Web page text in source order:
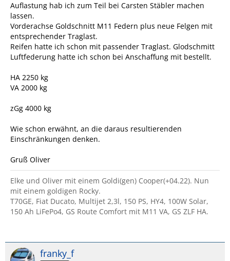
Auflastung hab ich zum Teil bei Carsten Stäbler machen
lassen.
Vorderachse Goldschnitt M11 Federn plus neue Felgen mit
entsprechender Traglast.
Reifen hatte ich schon mit passender Traglast. Glodschmitt
Luftfederung hatte ich schon bei Anschaffung mit bestellt.
HA 2250 kg
VA 2000 kg
zGg 4000 kg
Wie schon erwähnt, an die daraus resultierenden
Einschränkungen denken.
Gruß Oliver
Elke und Oliver mit einem Goldi(gen) Cooper(+04.22). Nun
mit einem goldigen Rocky.
T70GE, Fiat Ducato, Multijet 2,3l, 150 PS, HY4, 100W Solar,
150 Ah LiFePo4, GS Route Comfort mit M11 VA, GS ZLF HA.
franky_f